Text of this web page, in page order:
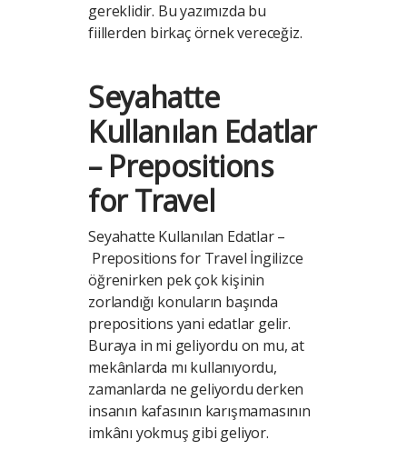
gereklidir. Bu yazımızda bu
fiillerden birkaç örnek vereceğiz.
Seyahatte
Kullanılan Edatlar
– Prepositions
for Travel
Seyahatte Kullanılan Edatlar –
Prepositions for Travel İngilizce
öğrenirken pek çok kişinin
zorlandığı konuların başında
prepositions yani edatlar gelir.
Buraya in mi geliyordu on mu, at
mekânlarda mı kullanıyordu,
zamanlarda ne geliyordu derken
insanın kafasının karışmamasının
imkânı yokmuş gibi geliyor.